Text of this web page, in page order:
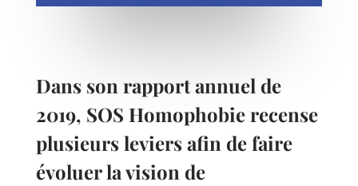
Dans son rapport annuel de
2019, SOS Homophobie recense
plusieurs leviers afin de faire
évoluer la vision de